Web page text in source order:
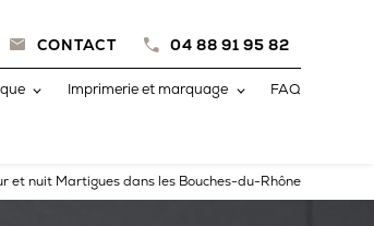
CONTACT 04 88 91 95 82
Imprimerie et marquage FAQ
et nuit Martigues dans les Bouches-du-Rhône